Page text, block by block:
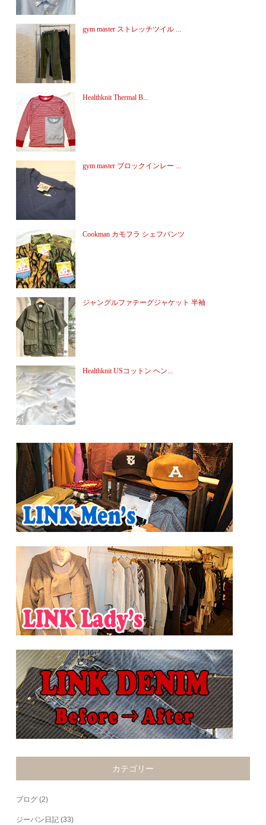
gym master ストレッチツイル ...
Healthknit Thermal B...
gym master ブロックインレー ...
Cookman カモフラ シェフパンツ
ジャングルファテーグジャケット 半袖
Healthknit USコットン ヘン...
カテゴリー
ブログ (2)
ジーパン日記 (33)